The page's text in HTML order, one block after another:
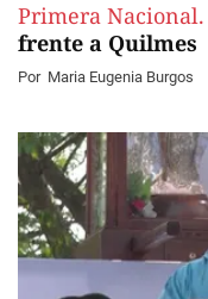
Primera Nacional.
frente a Quilmes
Por Maria Eugenia Burgos